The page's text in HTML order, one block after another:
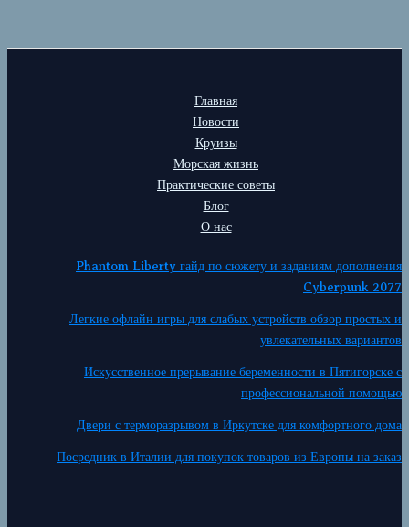
Главная
Новости
Круизы
Морская жизнь
Практические советы
Блог
О нас
Phantom Liberty гайд по сюжету и заданиям дополнения
Cyberpunk 2077
Легкие офлайн игры для слабых устройств обзор простых и
увлекательных вариантов
Искусственное прерывание беременности в Пятигорске с
профессиональной помощью
Двери с терморазрывом в Иркутске для комфортного дома
Посредник в Италии для покупок товаров из Европы на заказ